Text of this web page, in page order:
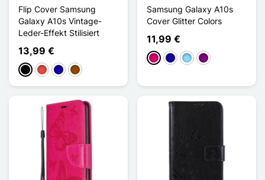
Flip Cover Samsung
Galaxy A10s Vintage-
Leder-Effekt Stilisiert
13,99 €
Schwarz
Rot Dunkelblau
Braun
Samsung Galaxy A10s
Cover Glitter Colors
11,99 €
MagentaDunkelblau
Hellblau
Violett